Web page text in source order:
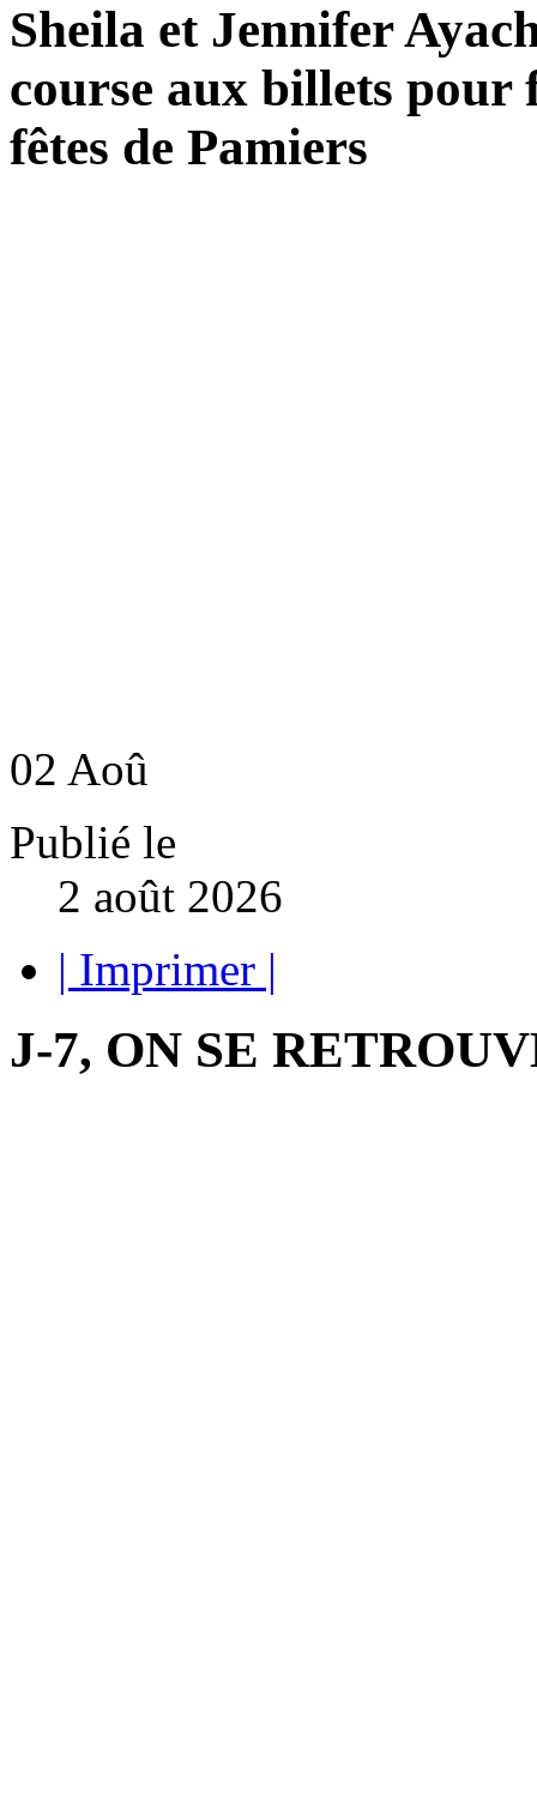
Sheila et Jennifer
course aux billets
fêtes de Pamiers
02 Aoû
Publié le
2 août 2026
| Imprimer |
J-7, ON SE